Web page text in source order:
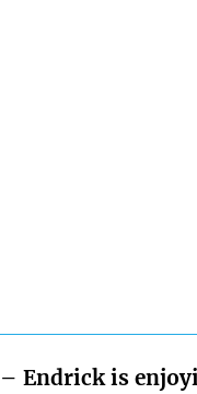
– Endrick is